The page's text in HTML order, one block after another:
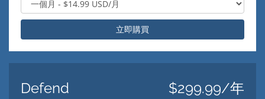
立即購買
Defend $299.99/年